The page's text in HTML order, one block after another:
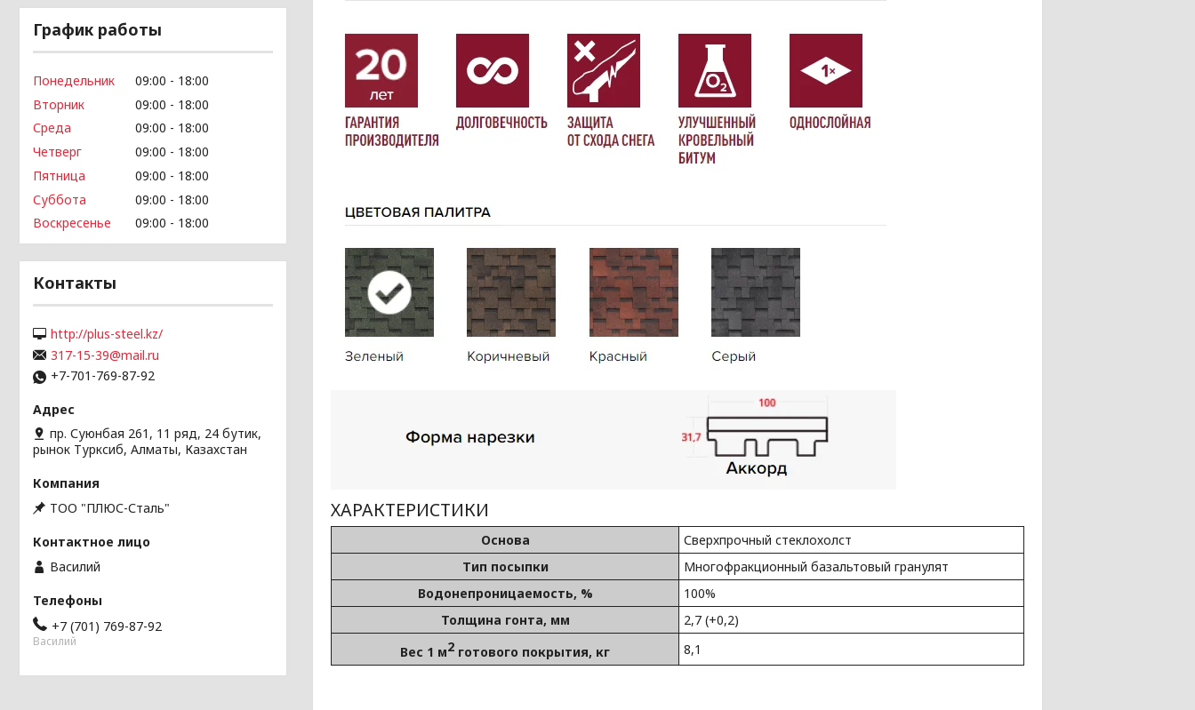
ХАРАКТЕРИСТИКИ
Основа
Сверхпрочный стеклохолст
Тип посыпки
Многофракционный базальтовый гранулят
Водонепроницаемость, %
100%
Толщина гонта, мм
2,7 (+0,2)
Вес 1 м2 готового покрытия, кг 8,1
График работы
Понедельник 09:00
18:00
Вторник
09:00
18:00
Среда
09:00
18:00
Четверг
09:00
18:00
Пятница
09:00
18:00
Суббота
09:00
18:00
Воскресенье
09:00 18:00
Контакты
http://plus-steel.kz/
317-15-39@mail.ru
+7-701-769-87-92
пр. Суюнбая 261, 11 ряд, 24 бутик,
рынок Турксиб, Алматы, Казахстан
ТОО "ПЛЮС-Сталь"
Василий
+7 (701) 769-87-92
Василий